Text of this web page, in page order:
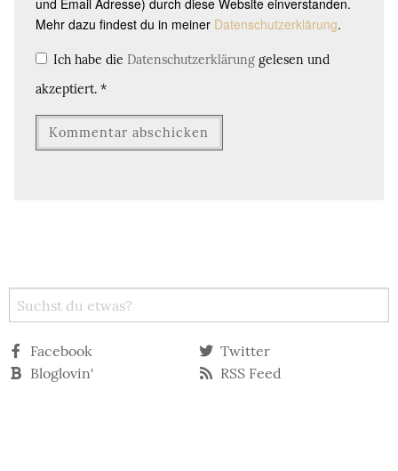
und Email Adresse) durch diese Website einverstanden.
Mehr dazu findest du in meiner Datenschutzerklärung.
Ich habe die Datenschutzerklärung gelesen und
akzeptiert. *
Facebook
Twitter
Bloglovin‘
RSS Feed